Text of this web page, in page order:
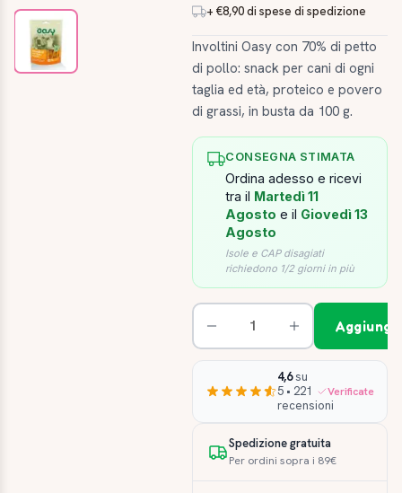
+ €8,90 di spese di spedizione
Involtini Oasy con 70% di petto
di pollo: snack per cani di ogni
taglia ed età, proteico e povero
di grassi, in busta da 100 g.
CONSEGNA STIMATA
Ordina adesso e ricevi
tra il Martedì 11
Agosto e il Giovedì 13
Agosto
Isole e CAP disagiati
richiedono 1/2 giorni in più
4,6su
5 • 221
recensioni
Verificate
Spedizione gratuita
Per ordini sopra i 89€